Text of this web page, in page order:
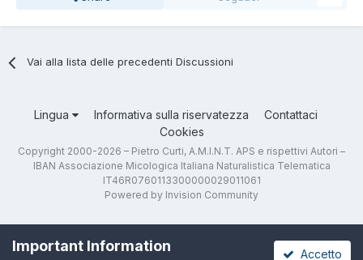
Vai alla lista delle precedenti Discussioni
Lingua Informativa sulla riservatezza
Contattaci
Cookies
Copyright 2000-2026 – Pietro Curti, A.M.I.N.T. APS e rispettivi Autori –
IBAN Associazione Micologica Italiana Naturalistica Telematica
IT46R0760113300000029011061
Powered by Invision Community
Important Information Accetto